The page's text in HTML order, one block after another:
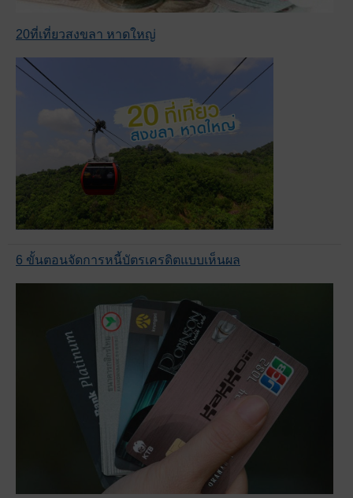
20ที่เที่ยวสงขลา หาดใหญ่
6 ขั้นตอนจัดการหนี้บัตรเครดิตแบบเห็นผล